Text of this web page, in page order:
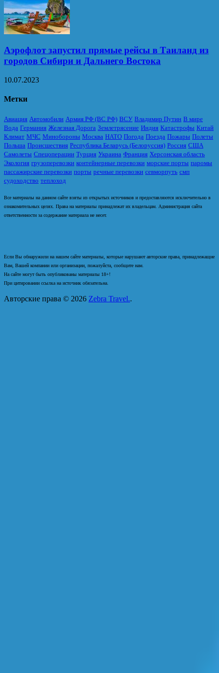
Аэрофлот запустил прямые рейсы в Таиланд из
городов Сибири и Дальнего Востока
10.07.2023
Метки
Авиация Автомобили Армия РФ (ВС РФ) ВСУ Владимир Путин В мире
Вода Германия Железная Дорога Землетрясение Индия Катастрофы Китай
Климат МЧС Минобороны Москва НАТО Погода Поезда Пожары Полеты
Польша Происшествия Республика Беларусь (Белоруссия) Россия США
Самолеты Спецоперации Турция Украина Франция Херсонская область
Экология грузоперевозки контейнерные перевозки морские порты паромы
пассажирские перевозки порты речные перевозки севморпуть смп
судоходство теплоход
Все материалы на данном сайте взяты из открытых источников и предоставляются исключительно в
ознакомительных целях. Права на материалы принадлежат их владельцам. Администрация сайта
ответственности за содержание материала не несет.
Если Вы обнаружили на нашем сайте материалы, которые нарушают авторские права, принадлежащие
Вам, Вашей компании или организации, пожалуйста, сообщите нам.
На сайте могут быть опубликованы материалы 18+!
При цитировании ссылка на источник обязательна.
Авторские права © 2026 Zebra Travel..